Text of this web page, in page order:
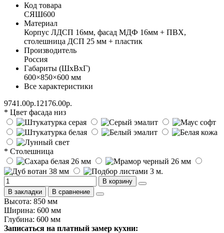
Код товара
СЯШ600
Материал
Корпус ЛДСП 16мм, фасад МДФ 16мм + ПВХ,
столешница ДСП 25 мм + пластик
Производитель
Россия
Габариты (ШхВхГ)
600×850×600 мм
Все характеристики
9741.00р.12176.00р.
* Цвет фасада низ
* Столешница
В корзину
В закладки
В сравнение
Высота: 850 мм
Ширина: 600 мм
Глубина: 600 мм
Записаться на платный замер кухни: